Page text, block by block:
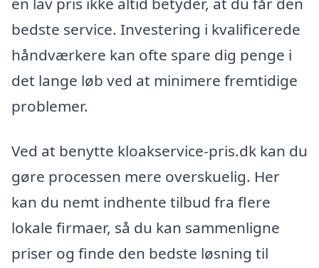
bedste service. Investering i kvalificerede
håndværkere kan ofte spare dig penge i
det lange løb ved at minimere fremtidige
problemer.
Ved at benytte kloakservice-pris.dk kan du
gøre processen mere overskuelig. Her
kan du nemt indhente tilbud fra flere
lokale firmaer, så du kan sammenligne
priser og finde den bedste løsning til